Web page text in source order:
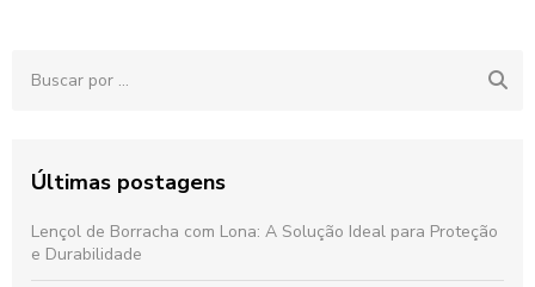
Últimas postagens
Lençol de Borracha com Lona: A Solução Ideal para Proteção
e Durabilidade